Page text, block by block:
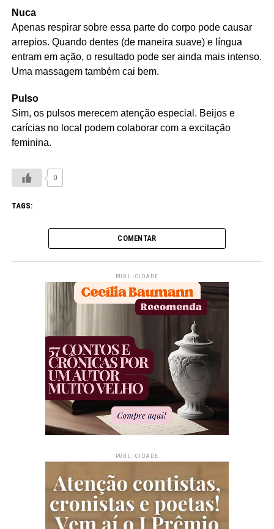
Nuca
Apenas respirar sobre essa parte do corpo pode causar
arrepios. Quando dentes (de maneira suave) e língua
entram em ação, o resultado pode ser ainda mais intenso.
Uma massagem também cai bem.
Pulso
Sim, os pulsos merecem atenção especial. Beijos e
carícias no local podem colaborar com a excitação
feminina.
0
TAGS:
COMENTAR
PUBLICIDADE
PUBLICIDADE